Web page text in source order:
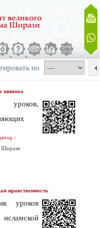
по
шиизма
уроков,
:
Ширази
нравственность
уроков